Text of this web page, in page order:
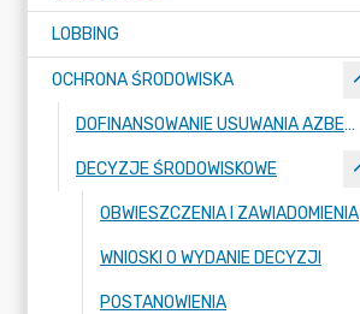
LOBBING
OCHRONA ŚRODOWISKA
DOFINANSOWANIE USUWANIA AZBESTU
DECYZJE ŚRODOWISKOWE
OBWIESZCZENIA I ZAWIADOMIENIA
WNIOSKI O WYDANIE DECYZJI
POSTANOWIENIA